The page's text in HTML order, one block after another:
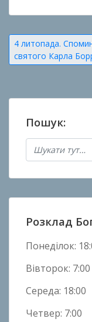
п
у
б
л
в
а
в
Н
в
и
и
записів
4 литопада.
святого Карла
Пошук:
Розклад
Понеділок:
Вівторок: 7:00
Середа: 18:00
Четвер: 7:00